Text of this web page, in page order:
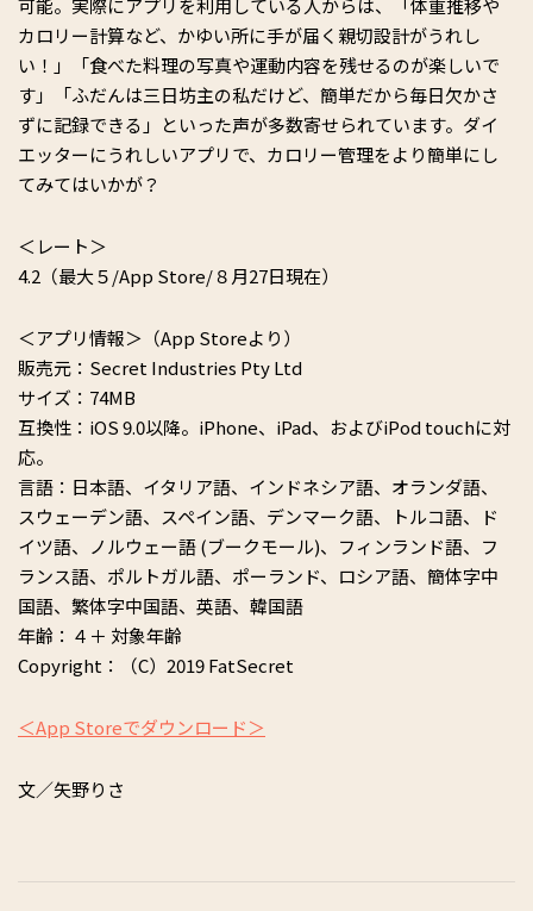
可能。実際にアプリを利用している人からは、「体重推移や
カロリー計算など、かゆい所に手が届く親切設計がうれし
い！」「食べた料理の写真や運動内容を残せるのが楽しいで
す」「ふだんは三日坊主の私だけど、簡単だから毎日欠かさ
ずに記録できる」といった声が多数寄せられています。ダイ
エッターにうれしいアプリで、カロリー管理をより簡単にし
てみてはいかが？
＜レート＞
4.2（最大５/App Store/８月27日現在）
＜アプリ情報＞（App Storeより）
販売元：Secret Industries Pty Ltd
サイズ：74MB
互換性：iOS 9.0以降。iPhone、iPad、およびiPod touchに対
応。
言語：日本語、イタリア語、インドネシア語、オランダ語、
スウェーデン語、スペイン語、デンマーク語、トルコ語、ド
イツ語、ノルウェー語 (ブークモール)、フィンランド語、フ
ランス語、ポルトガル語、ポーランド、ロシア語、簡体字中
国語、繁体字中国語、英語、韓国語
年齢：４＋ 対象年齢
Copyright：（C）2019 FatSecret
＜App Storeでダウンロード＞
文／矢野りさ